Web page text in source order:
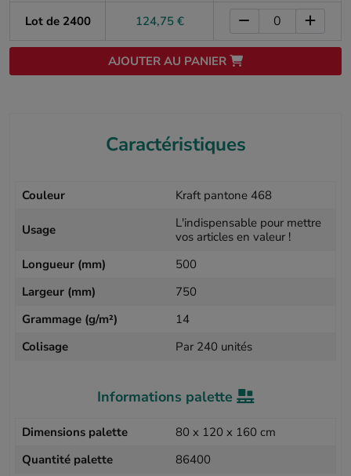
Lot de 2400 124,75 €
AJOUTER AU PANIER
Caractéristiques
Couleur Kraft pantone 468
Usage
L'indispensable pour mettre
vos articles en valeur !
Longueur (mm)
500
Largeur (mm)
750
Grammage (g/m²)
14
Colisage
Par 240 unités
Informations palette
Dimensions palette
80 x 120 x 160 cm
Quantité palette
86400